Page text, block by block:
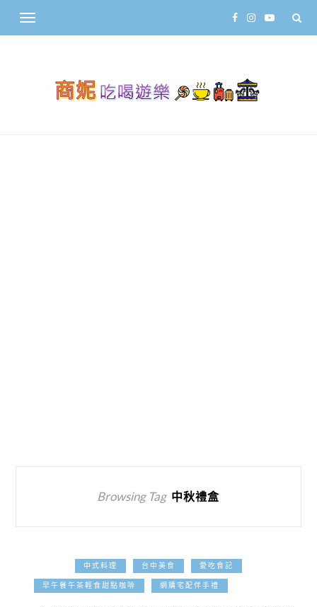
Browsing Tag 中秋禮盒
中式料理 台中美食 愛吃食記
早午餐午茶輕食甜點咖啡 網購宅配伴手禮